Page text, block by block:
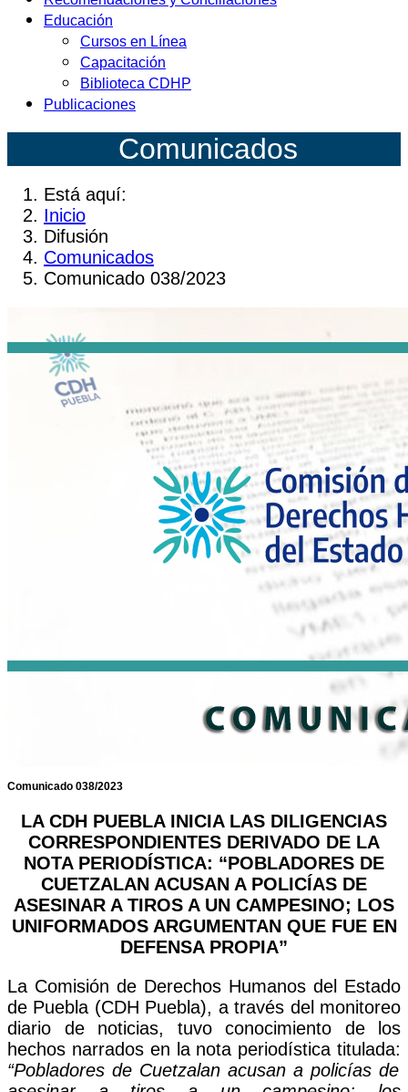
Educación
Cursos en Línea
Capacitación
Biblioteca CDHP
Publicaciones
Comunicados
Está aquí:
Inicio
Difusión
Comunicados
Comunicado 038/2023
Comunicado 038/2023
LA CDH PUEBLA INICIA LAS DILIGENCIAS
CORRESPONDIENTES DERIVADO DE LA
NOTA PERIODÍSTICA: “POBLADORES DE
CUETZALAN ACUSAN A POLICÍAS DE
ASESINAR A TIROS A UN CAMPESINO; LOS
UNIFORMADOS ARGUMENTAN QUE FUE EN
DEFENSA PROPIA”
La Comisión de Derechos Humanos del Estado
de Puebla (CDH Puebla), a través del monitoreo
diario de noticias, tuvo conocimiento de los
hechos narrados en la nota periodística titulada:
“Pobladores de Cuetzalan acusan a policías de